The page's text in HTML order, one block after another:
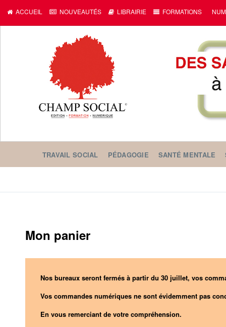
ACCUEIL NOUVEAUTÉS LIBRAIRIE FORMATIONS
TRAVAIL SOCIAL PÉDAGOGIE SANTÉ MENTALE
Mon panier
Nos bureaux seront fermés à partir du 30 juillet, vos
Vos commandes numériques ne sont évidemment pas
En vous remerciant de votre compréhension.